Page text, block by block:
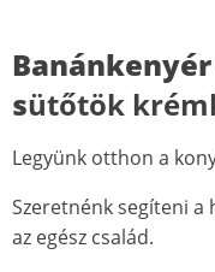
Banánkenyér
sütőtök
Legyünk otthon a
Szeretnénk segíteni
az egész család.